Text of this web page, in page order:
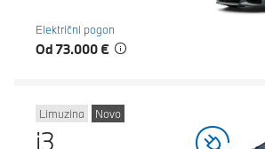
Električni pogon
Od 73.000 €
Limuzina Novo
i3